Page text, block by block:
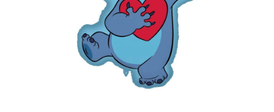
BUBLIFUKY
DORTOVÉ SVÍČKY A OZDOBY